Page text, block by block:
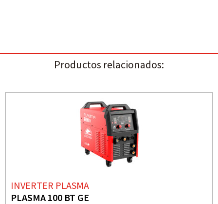
Productos relacionados:
INVERTER PLASMA
PLASMA 100 BT GE